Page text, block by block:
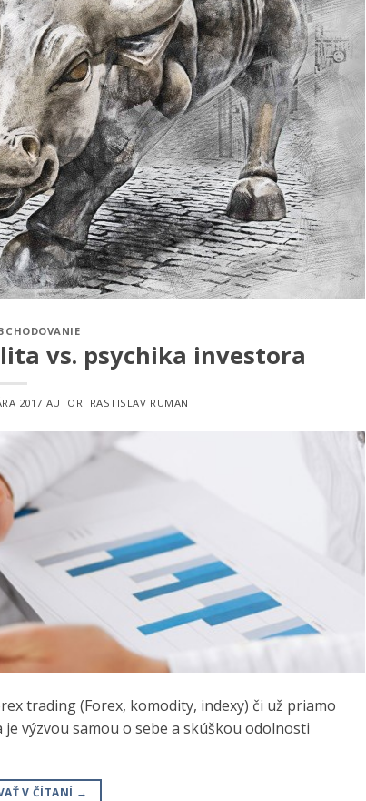
vs. psychika investora
2017 AUTOR: RASTISLAV RUMAN
trading (Forex, komodity, indexy) či už priamo
výzvou samou o sebe a skúškou odolnosti
V ČÍTANÍ →